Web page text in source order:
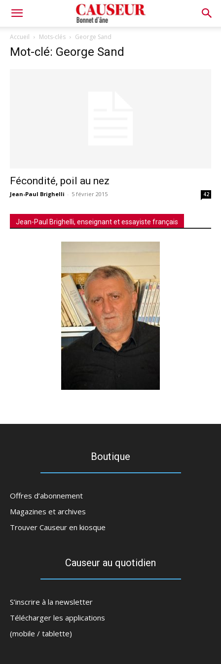
Bonnet
d'âne
Accueil Mots-clés George Sand
Mot-clé: George Sand
Fécondité, poil au nez
Jean-Paul Brighelli - 5 février 2015 42
Jean-Paul Brighelli, enseignant et essayiste français
Boutique
Offres d’abonnement
Magazines et archives
Trouver Causeur en kiosque
Causeur au quotidien
S’inscrire à la newsletter
Télécharger les applications
(mobile / tablette)